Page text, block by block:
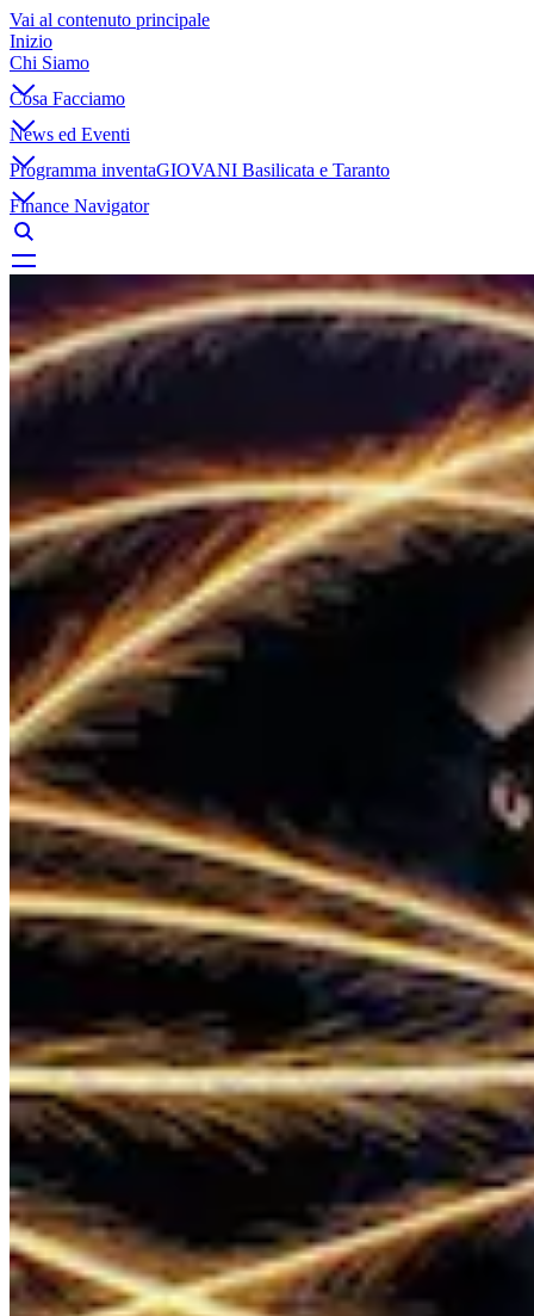
Vai al contenuto principale
Inizio
Chi Siamo
Cosa Facciamo
News ed Eventi
Programma inventaGIOVANI Basilicata e Taranto
Finance Navigator